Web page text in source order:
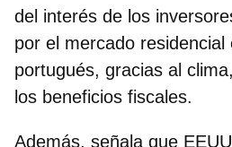
del interés de los
por el mercado residencial
portugués, gracias al
los beneficios fiscales.
Además, señala que